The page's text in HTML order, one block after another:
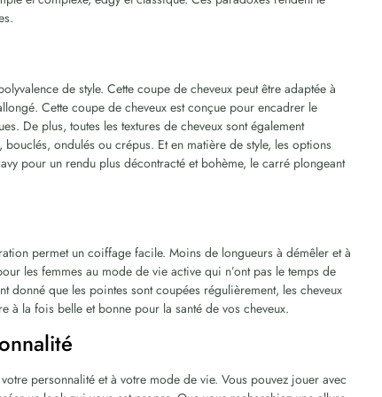
de style. Cette coupe de cheveux peut être adaptée à
Cette coupe de cheveux est conçue pour encadrer le
De plus, toutes les textures de cheveux sont également
ondulés ou crépus. Et en matière de style, les options
pour un rendu plus décontracté et bohème, le carré plongeant
permet un coiffage facile. Moins de longueurs à démêler et à
les femmes au mode de vie active qui n’ont pas le temps de
donné que les pointes sont coupées régulièrement, les cheveux
à la fois belle et bonne pour la santé de vos cheveux.
personnalité et à votre mode de vie. Vous pouvez jouer avec